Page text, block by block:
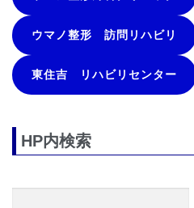
ウマノ整形 訪問リハビリ
東住吉 リハビリセンター
HP内検索